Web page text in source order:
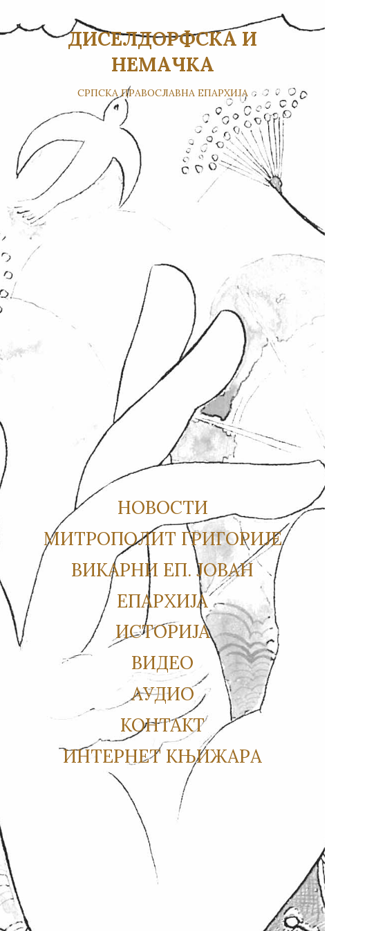
ДИСЕЛДОРФСКА И
НЕМАЧКА
СРПСКА ПРАВОСЛАВНА ЕПАРХИЈА
НОВОСТИ
МИТРОПОЛИТ ГРИГОРИЈЕ
ВИКАРНИ ЕП. ЈОВАН
ЕПАРХИЈА
ИСТОРИЈА
ВИДЕО
АУДИО
КОНТАКТ
ИНТЕРНЕТ КЊИЖАРА